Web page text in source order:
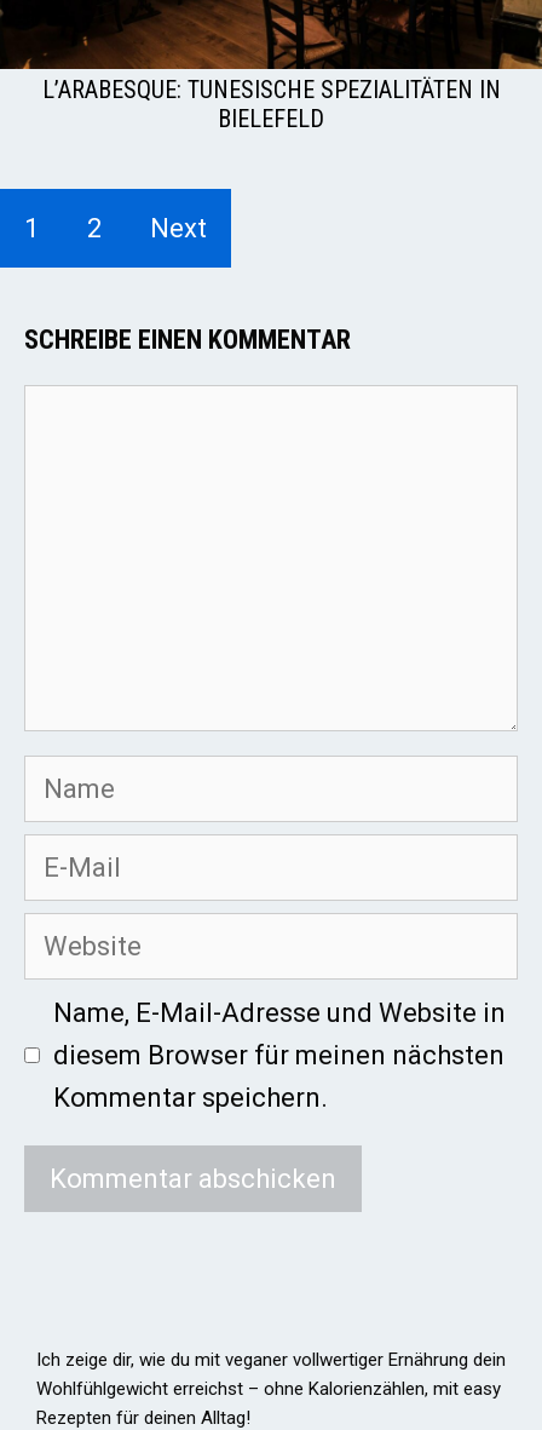
L’ARABESQUE: TUNESISCHE SPEZIALITÄTEN IN
BIELEFELD
1 2 Next
SCHREIBE EINEN KOMMENTAR
Name
E-
Mail
Website
Name, E-Mail-Adresse und Website in
diesem Browser für meinen nächsten
Kommentar speichern.
Ich zeige dir, wie du mit veganer vollwertiger Ernährung dein
Wohlfühlgewicht erreichst – ohne Kalorienzählen, mit easy
Rezepten für deinen Alltag!